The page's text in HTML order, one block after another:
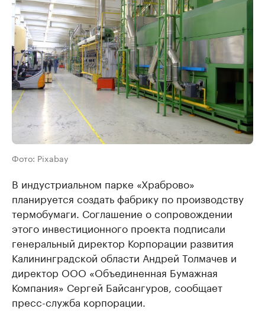
Фото: Pixabay
В индустриальном парке «Храброво»
планируется создать фабрику по производству
термобумаги. Соглашение о сопровождении
этого инвестиционного проекта подписали
генеральный директор Корпорации развития
Калининградской области Андрей Толмачев и
директор ООО «Объединенная Бумажная
Компания» Сергей Байсангуров, сообщает
пресс-служба корпорации.